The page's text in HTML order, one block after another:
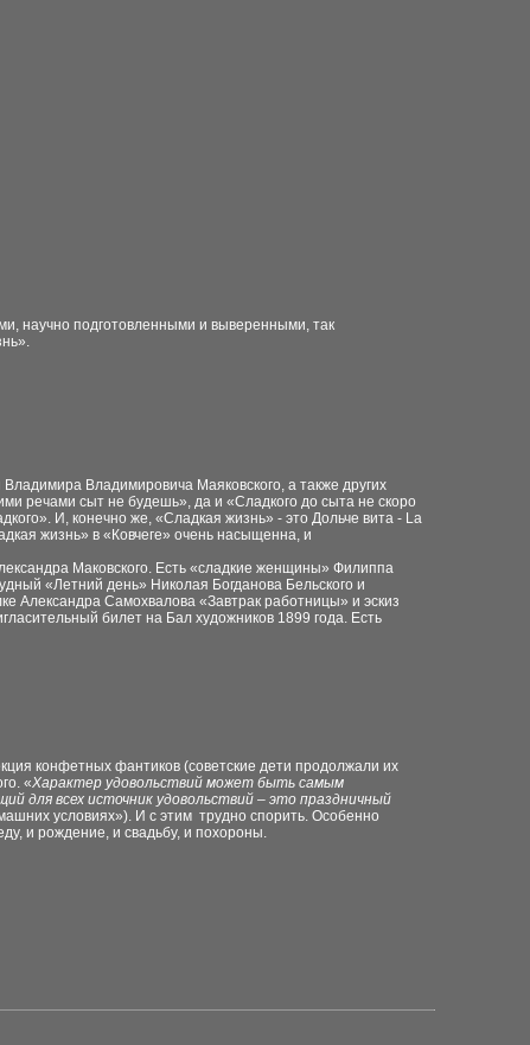
научно подготовленными и выверенными, так
Владимировича Маяковского, а также других
речами сыт не будешь», да и «Сладкого до сыта не скоро
И, конечно же, «Сладкая жизнь» - это Дольче вита - La
жизнь» в «Ковчеге» очень насыщенна, и
Маковского. Есть «сладкие женщины» Филиппа
«Летний день» Николая Богданова Бельского и
Александра Самохвалова «Завтрак работницы» и эскиз
билет на Бал художников 1899 года. Есть
конфетных фантиков (советские дети продолжали их
«Характер удовольствий может быть самым
для всех источник удовольствий – это праздничный
условиях»). И с этим трудно спорить. Особенно
и рождение, и свадьбу, и похороны.